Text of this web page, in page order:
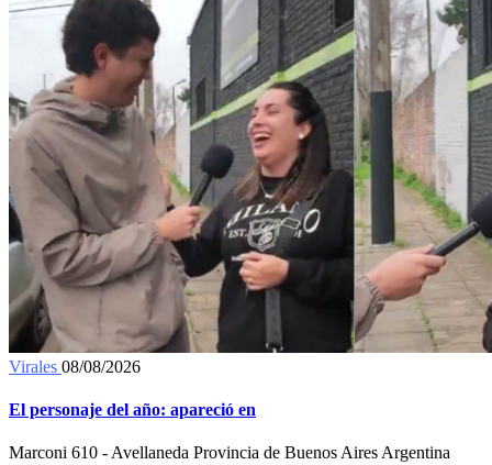
Virales 08/08/2026
El personaje del año: apareció en
Marconi 610 - Avellaneda Provincia de Buenos Aires Argentina